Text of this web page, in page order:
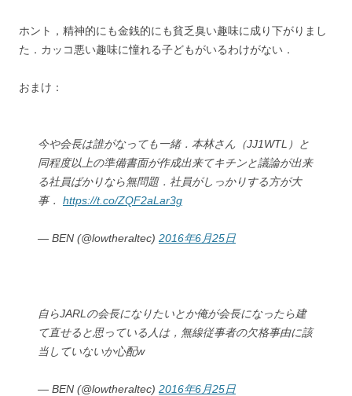
ホント，精神的にも金銭的にも貧乏臭い趣味に成り下がりまし
た．カッコ悪い趣味に憧れる子どもがいるわけがない．
おまけ：
今や会長は誰がなっても一緒．本林さん（JJ1WTL）と
同程度以上の準備書面が作成出来てキチンと議論が出来
る社員ばかりなら無問題．社員がしっかりする方が大
事． https://t.co/ZQF2aLar3g
— BEN (@lowtheraltec) 2016年6月25日
自らJARLの会長になりたいとか俺が会長になったら建
て直せると思っている人は，無線従事者の欠格事由に該
当していないか心配w
— BEN (@lowtheraltec) 2016年6月25日